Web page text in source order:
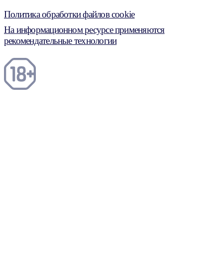
Политика обработки файлов cookie
На информационном ресурсе применяются
рекомендательные технологии